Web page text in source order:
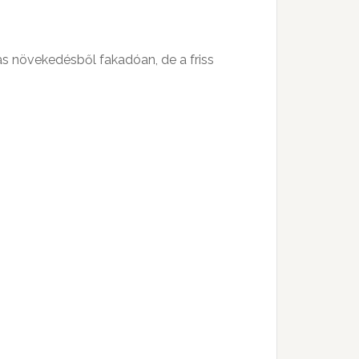
növekedésből fakadóan, de a friss